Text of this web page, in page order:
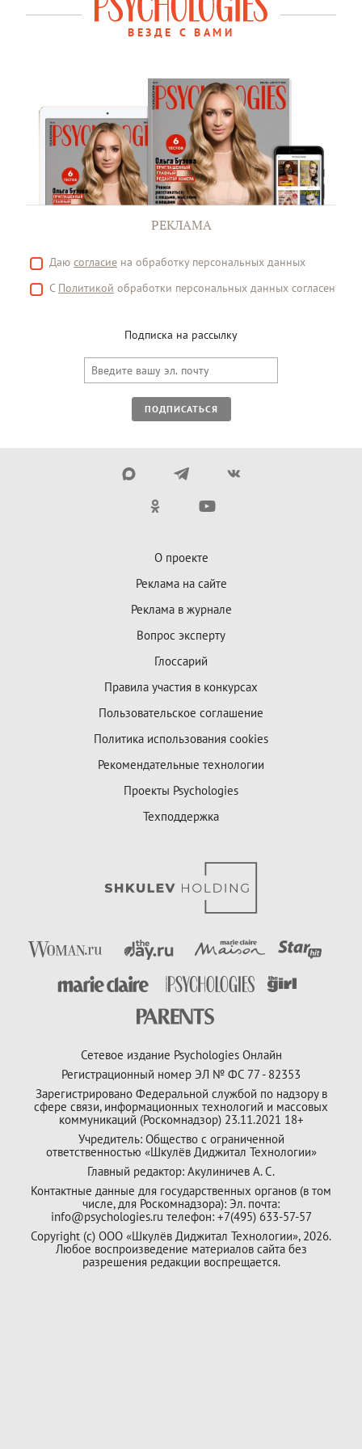
ВЕЗДЕ С ВАМИ
РЕКЛАМА
Даю согласие на обработку персональных данных
С Политикой обработки персональных данных согласен
Подписка на рассылку
ПОДПИСАТЬСЯ
О проекте
Реклама на сайте
Реклама в журнале
Вопрос эксперту
Глоссарий
Правила участия в конкурсах
Пользовательское соглашение
Политика использования cookies
Рекомендательные технологии
Проекты Psychologies
Техподдержка
Сетевое издание Psychologies Онлайн
Регистрационный номер ЭЛ № ФС 77 - 82353
Зарегистрировано Федеральной службой по надзору в
сфере связи, информационных технологий и массовых
коммуникаций (Роскомнадзор) 23.11.2021 18+
Учредитель: Общество с ограниченной
ответственностью «Шкулёв Диджитал Технологии»
Главный редактор: Акулиничев А. С.
Контактные данные для государственных органов (в том
числе, для Роскомнадзора): Эл. почта:
info@psychologies.ru телефон: +7(495) 633-57-57
Copyright (с) ООО «Шкулёв Диджитал Технологии», 2026.
Любое воспроизведение материалов сайта без
разрешения редакции воспрещается.